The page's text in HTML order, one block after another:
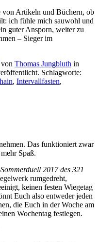
von Artikeln und Büchern, ob
ich fühle mich sauwohl und
guter Ansporn, weiter zu
– Sieger im
von Thomas Jungbluth in
Schlagworte:
, Intervallfasten,
Das funktioniert zwar
Spaß.
2017 des 321
rumgedreht,
keinen festen Wiegetag
Euch also entweder jeden
die Euch in der Woche am
Wochentag festlegen.